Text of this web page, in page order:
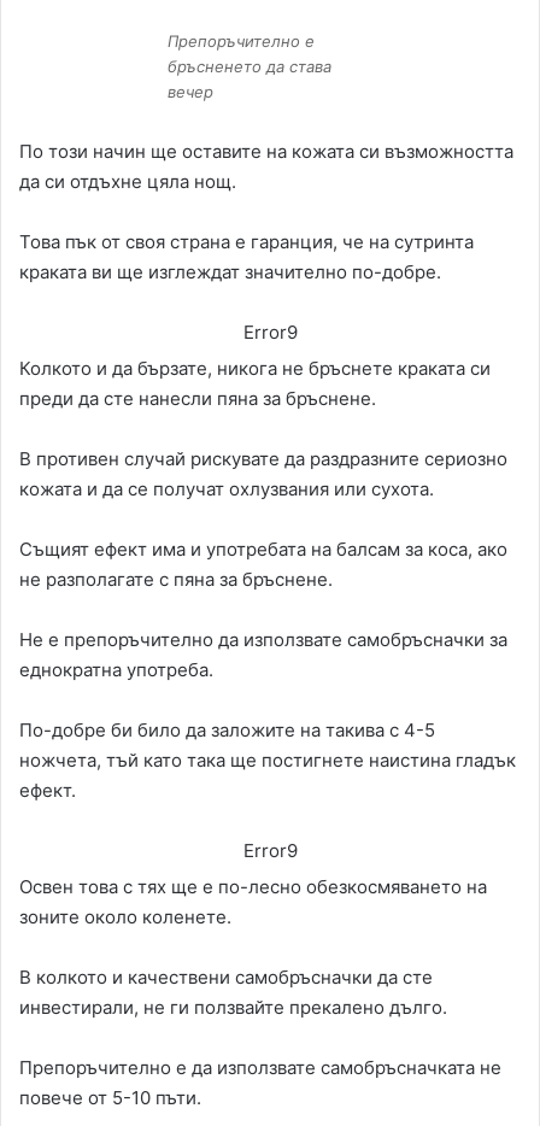
Препоръчително е
бръсненето да става
вечер
По този начин ще оставите на кожата си възможността
да си отдъхне цяла нощ.
Това пък от своя страна е гаранция, че на сутринта
краката ви ще изглеждат значително по-добре.
Error9
Колкото и да бързате, никога не бръснете краката си
преди да сте нанесли пяна за бръснене.
В противен случай рискувате да раздразните сериозно
кожата и да се получат охлузвания или сухота.
Същият ефект има и употребата на балсам за коса, ако
не разполагате с пяна за бръснене.
Не е препоръчително да използвате самобръсначки за
еднократна употреба.
По-добре би било да заложите на такива с 4-5
ножчета, тъй като така ще постигнете наистина гладък
ефект.
Error9
Освен това с тях ще е по-лесно обезкосмяването на
зоните около коленете.
В колкото и качествени самобръсначки да сте
инвестирали, не ги ползвайте прекалено дълго.
Препоръчително е да използвате самобръсначката не
повече от 5-10 пъти.